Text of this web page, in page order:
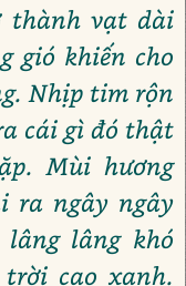
thành vạt dài
gió khiến cho
Nhịp tim rộn
cái gì đó thật
Mùi hương
ra ngây ngây
lâng khó
cao xanh.